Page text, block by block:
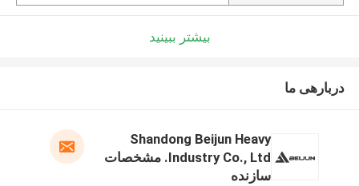
بیشتر ببینید
دربارهی ما
Shandong Beijun Heavy
Industry Co., Ltd. مشخصات
سازنده